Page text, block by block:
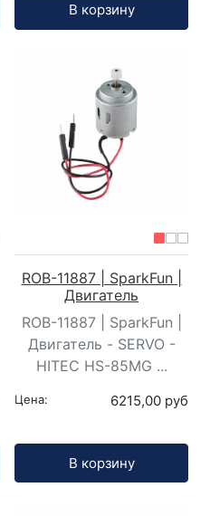
В корзину
ROB-11887 | SparkFun |
Двигатель
ROB-11887 | SparkFun |
Двигатель - SERVO -
HITEC HS-85MG ...
Цена: 6215,00 руб
В корзину